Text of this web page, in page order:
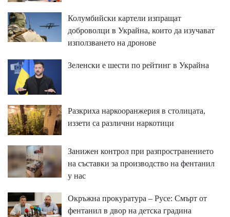
Колумбийски картели изпращат
доброволци в Украйна, които да изучават
използването на дронове
Зеленски е шести по рейтинг в Украйна
Разкриха наркооранжерия в столицата,
иззети са различни наркотици
Занижен контрол при разпространението
на съставки за производство на фентанил
у нас
Окръжна прокуратура – Русе: Смърт от
фентанил в двор на детска градина